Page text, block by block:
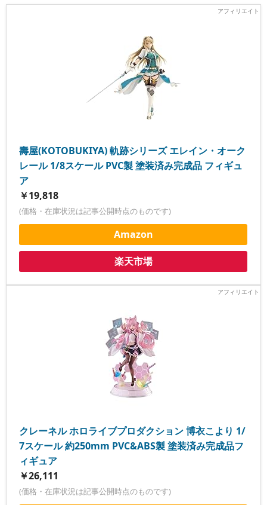
壽屋(KOTOBUKIYA) 軌跡シリーズ エレイン・オーク
レール 1/8スケール PVC製 塗装済み完成品 フィギュ
ア
￥19,818
(価格・在庫状況は記事公開時点のものです)
Amazon
楽天市場
クレーネル ホロライブプロダクション 博衣こより 1/
7スケール 約250mm PVC&ABS製 塗装済み完成品フ
ィギュア
￥26,111
(価格・在庫状況は記事公開時点のものです)